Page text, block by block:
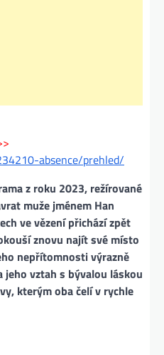
absence/prehled/
z roku 2023, režírované
muže jménem Han
ve vězení přichází zpět
znovu najít své místo
nepřítomnosti výrazně
jeho vztah s bývalou láskou
kterým oba čelí v rychle